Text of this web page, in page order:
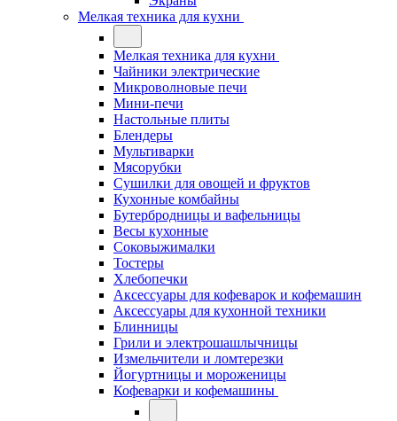
Мелкая техника для кухни
Мелкая техника для кухни
Чайники электрические
Микроволновые печи
Мини-печи
Настольные плиты
Блендеры
Мультиварки
Мясорубки
Сушилки для овощей и фруктов
Кухонные комбайны
Бутербродницы и вафельницы
Весы кухонные
Соковыжималки
Тостеры
Хлебопечки
Аксессуары для кофеварок и кофемашин
Аксессуары для кухонной техники
Блинницы
Грили и электрошашлычницы
Измельчители и ломтерезки
Йогуртницы и мороженицы
Кофеварки и кофемашины